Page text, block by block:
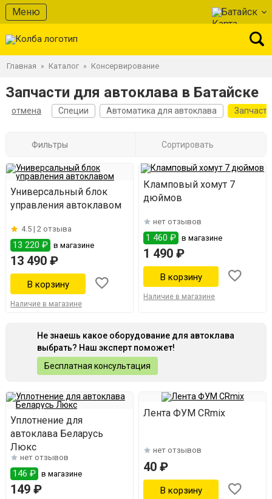
Меню Батайск
Главная » Каталог » Консервирование
Запчасти для автоклава в Батайске
отмена Специи Автоматика для автоклава
Фильтры Сортировать
Универсальный блок
управления автоклавом
4.5 | 2 отзыва
13 220 ₽ в магазине
13 490 ₽
Наличие в магазине
Кламповый хомут 7
дюймов
нет отзывов
1 460 ₽ в магазине
1 490 ₽
Наличие в магазине
Не знаешь какое оборудование для автоклава
выбрать? Наш эксперт поможет!
Бесплатная консультация
Уплотнение для
автоклава Беларусь
Люкс
нет отзывов
146 ₽ в магазине
149 ₽
Лента ФУМ CRmix
нет отзывов
40 ₽